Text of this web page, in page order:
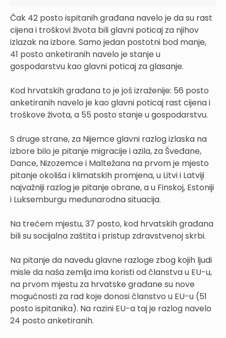
Čak 42 posto ispitanih građana navelo je da su rast
cijena i troškovi života bili glavni poticaj za njihov
izlazak na izbore. Samo jedan postotni bod manje,
41 posto anketiranih navelo je stanje u
gospodarstvu kao glavni poticaj za glasanje.
Kod hrvatskih građana to je još izraženije: 56 posto
anketiranih navelo je kao glavni poticaj rast cijena i
troškove života, a 55 posto stanje u gospodarstvu.
S druge strane, za Nijemce glavni razlog izlaska na
izbore bilo je pitanje migracije i azila, za Šveđane,
Dance, Nizozemce i Maltežana na prvom je mjesto
pitanje okoliša i klimatskih promjena, u Litvi i Latviji
najvažniji razlog je pitanje obrane, a u Finskoj, Estoniji
i Luksemburgu međunarodna situacija.
Na trećem mjestu, 37 posto, kod hrvatskih građana
bili su socijalna zaštita i pristup zdravstvenoj skrbi.
Na pitanje da navedu glavne razloge zbog kojih ljudi
misle da naša zemlja ima koristi od članstva u EU-u,
na prvom mjestu za hrvatske građane su nove
mogućnosti za rad koje donosi članstvo u EU-u (51
posto ispitanika). Na razini EU-a taj je razlog navelo
24 posto anketiranih.